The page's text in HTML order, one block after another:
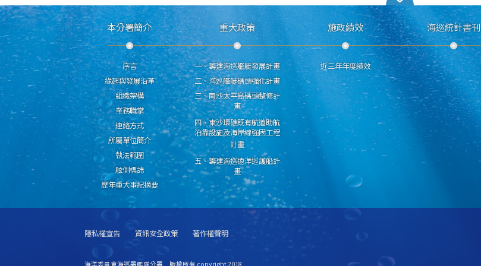
本分署簡介
序言
緣起與發展沿革
組織架構
業務職掌
連絡方式
所屬單位簡介
執法範圍
舷側標誌
歷年重大事紀摘要
重大政策
一、籌建海巡艦艇發展計畫
二、海巡艦艇碼頭強化計畫
三、南沙太平島碼頭整修計
畫
四、東沙環礁既有航道助航
泊靠設施及海岸線強固工程
計畫
五、籌建海巡遠洋巡護船計
畫
施政績效
近三年年度績效
海巡統計書刊
隱私權宣告 資訊安全政策 著作權聲明
海洋委員會海巡署艦隊分署 版權所有 copyright 2018